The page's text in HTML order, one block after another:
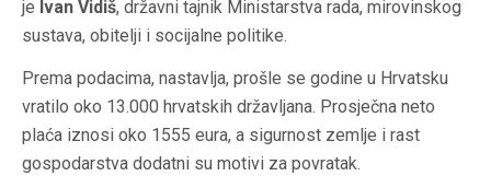
je Ivan Vidiš, državni tajnik Ministarstva rada, mirovinskog
sustava, obitelji i socijalne politike.
Prema podacima, nastavlja, prošle se godine u Hrvatsku
vratilo oko 13.000 hrvatskih državljana. Prosječna neto
plaća iznosi oko 1555 eura, a sigurnost zemlje i rast
gospodarstva dodatni su motivi za povratak.